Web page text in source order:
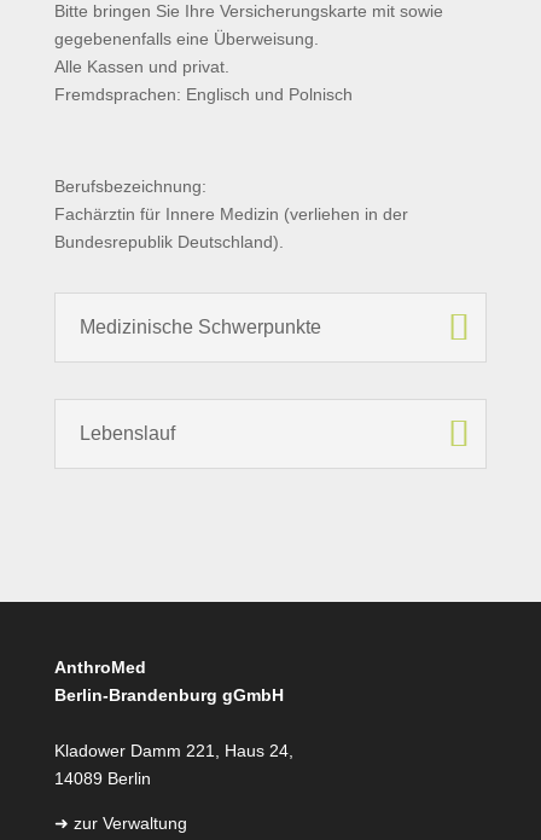
Bitte bringen Sie Ihre Versicherungskarte mit sowie
gegebenenfalls eine Überweisung.
Alle Kassen und privat.
Fremdsprachen: Englisch und Polnisch
Berufsbezeichnung:
Fachärztin für Innere Medizin (verliehen in der
Bundesrepublik Deutschland).
Medizinische Schwerpunkte
Lebenslauf
AnthroMed
Berlin-Brandenburg gGmbH
Kladower Damm 221, Haus 24,
14089 Berlin
➜ zur Verwaltung